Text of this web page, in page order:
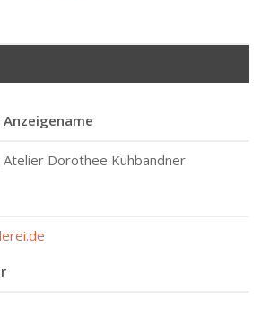
Dorothee Kuhbandner